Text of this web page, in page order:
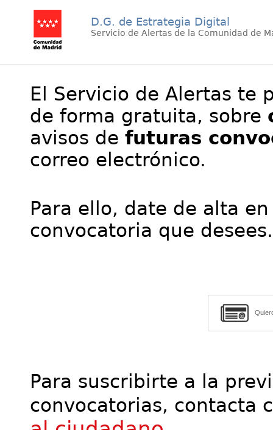
D.G. de Estrategia Digital
Servicio de Alertas de la Comunidad de
El Servicio de Alertas te
de forma gratuita, sobre
avisos de futuras
correo electrónico.
Para ello, date de alta
convocatoria que desees.
Para suscribirte a la
convocatorias, contacta